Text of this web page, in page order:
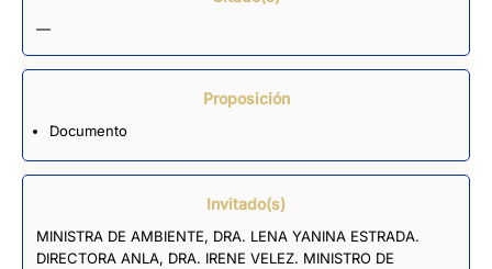
—
Proposición
Documento
Invitado(s)
MINISTRA DE AMBIENTE, DRA. LENA YANINA ESTRADA.
DIRECTORA ANLA, DRA. IRENE VELEZ. MINISTRO DE